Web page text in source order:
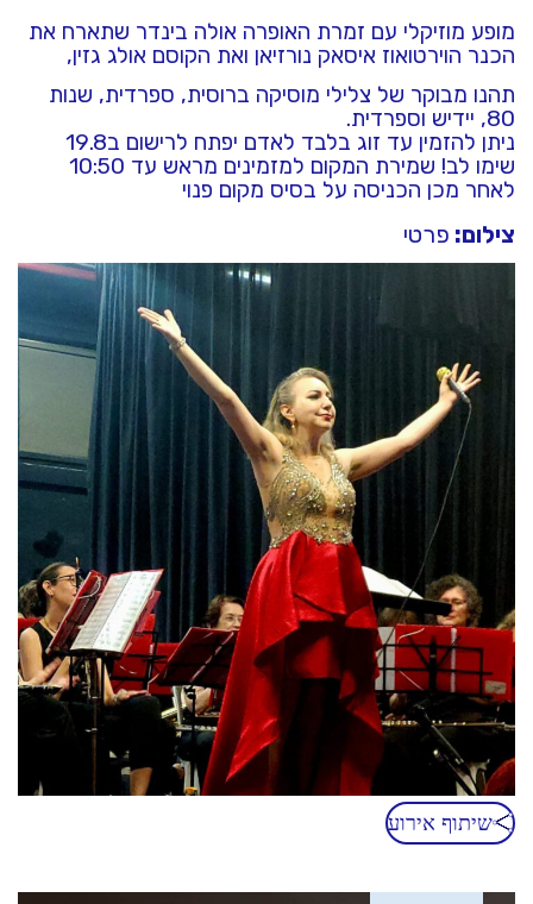
מופע מוזיקלי עם זמרת האופרה אולה בינדר שתארח את
הכנר הוירטואוז איסאק נורזיאן ואת הקוסם אולג גזין,
תהנו מבוקר של צלילי מוסיקה ברוסית, ספרדית, שנות
80, יידיש וספרדית.
ניתן להזמין עד זוג בלבד לאדם יפתח לרישום ב19.8
שימו לב! שמירת המקום למזמינים מראש עד 10:50
לאחר מכן הכניסה על בסיס מקום פנוי
צילום: פרטי
שיתוף אירוע